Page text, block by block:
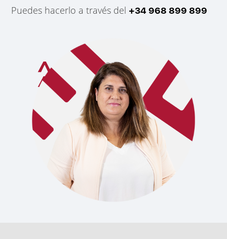
Puedes hacerlo a través del +34 968 899 899